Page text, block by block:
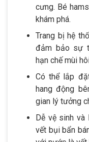
cưng. Bé
khám phá.
Trang bị hệ
đảm bảo sự
hạn chế mùi
Có thể lắp
hang động
gian lý tưởng
Dễ vệ sinh và
vết bụi bẩn